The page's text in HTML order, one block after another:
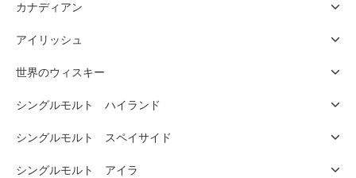
カナディアン
アイリッシュ
世界のウィスキー
シングルモルト ハイランド
シングルモルト スペイサイド
シングルモルト アイラ